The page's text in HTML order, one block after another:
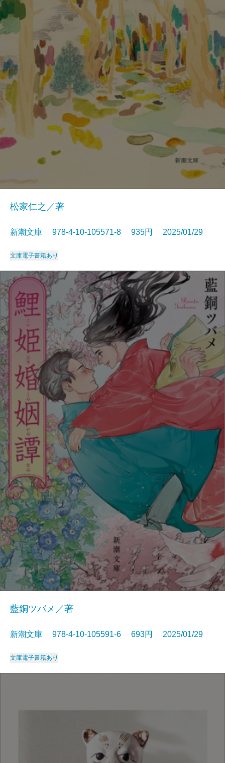
松家仁之／著
新潮文庫 978-4-10-105571-8 935円 2025/01/29
文庫電子書籍あり
藍銅ツバメ／著
新潮文庫 978-4-10-105591-6 693円 2025/01/29
文庫電子書籍あり